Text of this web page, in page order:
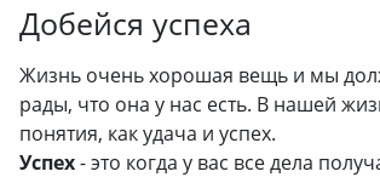
Добейся успеха
Жизнь очень хорошая вещь и мы
рады, что она у нас есть. В нашей
понятия, как удача и успех.
Успех- это когда у вас все дела